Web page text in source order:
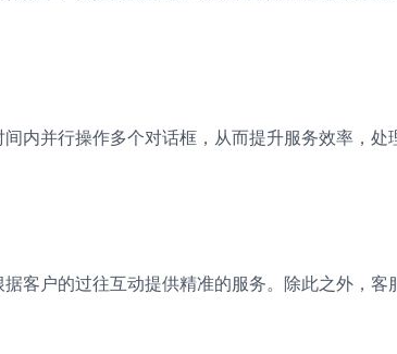
内并行操作多个对话框，从而提升服务效率，处
客户的过往互动提供精准的服务。除此之外，客